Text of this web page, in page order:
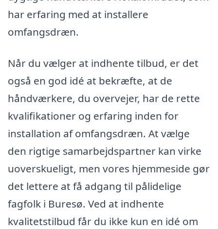
har erfaring med at installere
omfangsdræn.
Når du vælger at indhente tilbud, er det
også en god idé at bekræfte, at de
håndværkere, du overvejer, har de rette
kvalifikationer og erfaring inden for
installation af omfangsdræn. At vælge
den rigtige samarbejdspartner kan virke
uoverskueligt, men vores hjemmeside gør
det lettere at få adgang til pålidelige
fagfolk i Buresø. Ved at indhente
kvalitetstilbud får du ikke kun en idé om